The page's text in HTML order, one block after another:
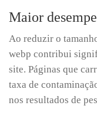
Maior
Ao reduzir o
webp contribui
site. Páginas que
taxa de
nos resultados de